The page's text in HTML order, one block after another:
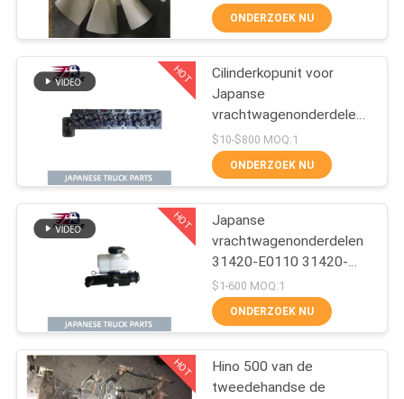
CONTACTEER
ONS
NIEUWS
VERZOEK
OM EEN
CITAAT
SITEMAP
PRIVACY
POLICY
Hino 700 Delen
BLADEN
ONDERZOEK NU
HOT
Cilinderkopunit voor
Japanse
vrachtwagenonderdelen
voor HINO 500 RANGER
J08C-UJ J08CT OEM
11101-E0541
$10-$800 MOQ:1
ONDERZOEK NU
HOT
Japanse
vrachtwagenonderdelen
31420-E0110 31420-
E0110HP
Koppelingshoofdcilinder
voor HINO 500 J08E
$1-600 MOQ:1
ONDERZOEK NU
HOT
Hino 500 van de
tweedehandse de